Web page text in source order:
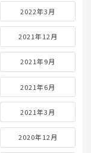
2022年3月
2021年12月
2021年9月
2021年6月
2021年3月
2020年12月